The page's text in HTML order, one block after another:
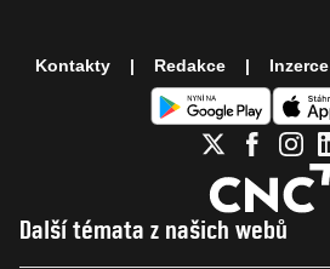
Další témata z našich webů
Kontakty Redakce Inzerce